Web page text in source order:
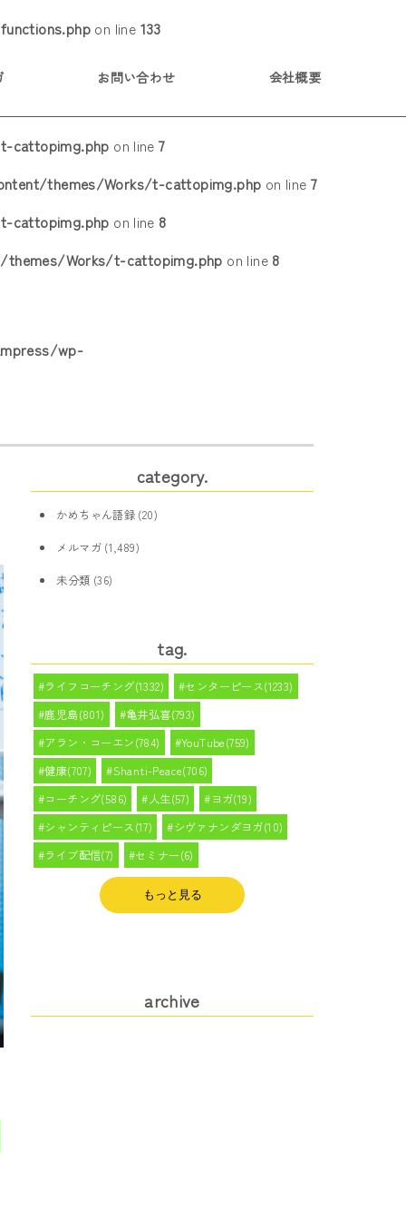
on line 133
お問い合わせ 会社概要
cattopimg.php on line7
themes/Works/t-cattopimg.php on line 7
cattopimg.php on line 8
themes/Works/t-cattopimg.php on line 8
wp-
category.
かめちゃん語録 (20)
メルマガ(1,489)
未分類 (36)
tag.
ライフコーチング(1332)
センターピース(1233)
鹿児島(801)
亀井弘喜(793)
アラン・コーエン(784)
YouTube(759)
健康(707)
Shanti-Peace(706)
コーチング(586)
人生(57)
ヨガ(19)
シャンティピース(17)
シヴァナンダヨガ(10)
ライブ配信(7)
セミナー(6)
もっと見る
archive